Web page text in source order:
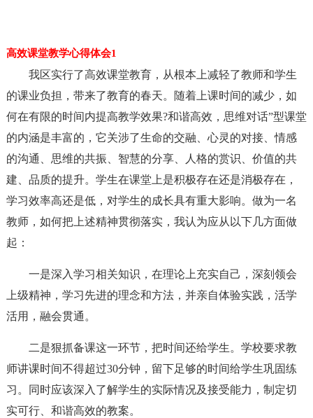
高效课堂教学心得体会1
我区实行了高效课堂教育，从根本上减轻了教师和学生
的课业负担，带来了教育的春天。随着上课时间的减少，如
何在有限的时间内提高教学效果?和谐高效，思维对话”型课堂
的内涵是丰富的，它关涉了生命的交融、心灵的对接、情感
的沟通、思维的共振、智慧的分享、人格的赏识、价值的共
建、品质的提升。学生在课堂上是积极存在还是消极存在，
学习效率高还是低，对学生的成长具有重大影响。做为一名
教师，如何把上述精神贯彻落实，我认为应从以下几方面做
起：
一是深入学习相关知识，在理论上充实自己，深刻领会
上级精神，学习先进的理念和方法，并亲自体验实践，活学
活用，融会贯通。
二是狠抓备课这一环节，把时间还给学生。学校要求教
师讲课时间不得超过30分钟，留下足够的时间给学生巩固练
习。同时应该深入了解学生的实际情况及接受能力，制定切
实可行、和谐高效的教案。